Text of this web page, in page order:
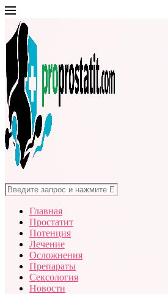
Главная
Простатит
Потенция
Лечение
Осложнения
Препараты
Сексология
Новости